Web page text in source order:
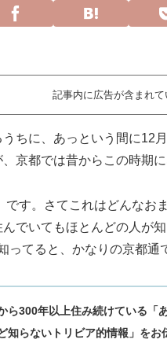
記事内に広告が含まれて
ちに、あっという間に12
京都では昔からこの時期
す。さてこれはどんなお
でいてもほとんどの人が
ってると、かなりの京都通
ら300年以上住み続けている「
知らないトリビア的情報」を